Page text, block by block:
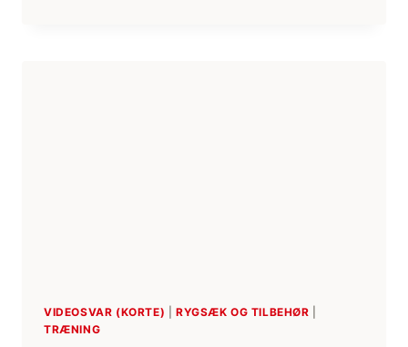
VIDEOSVAR (KORTE) RYGSÆK OG TILBEHØR
TRÆNING